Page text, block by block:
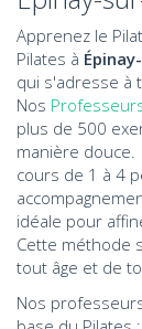
Apprenez le
Pilates à
qui s'adresse à
Nos
plus de 500
manière
cours de 1 à 4
idéale pour
Cette méthode
tout âge et de
Nos